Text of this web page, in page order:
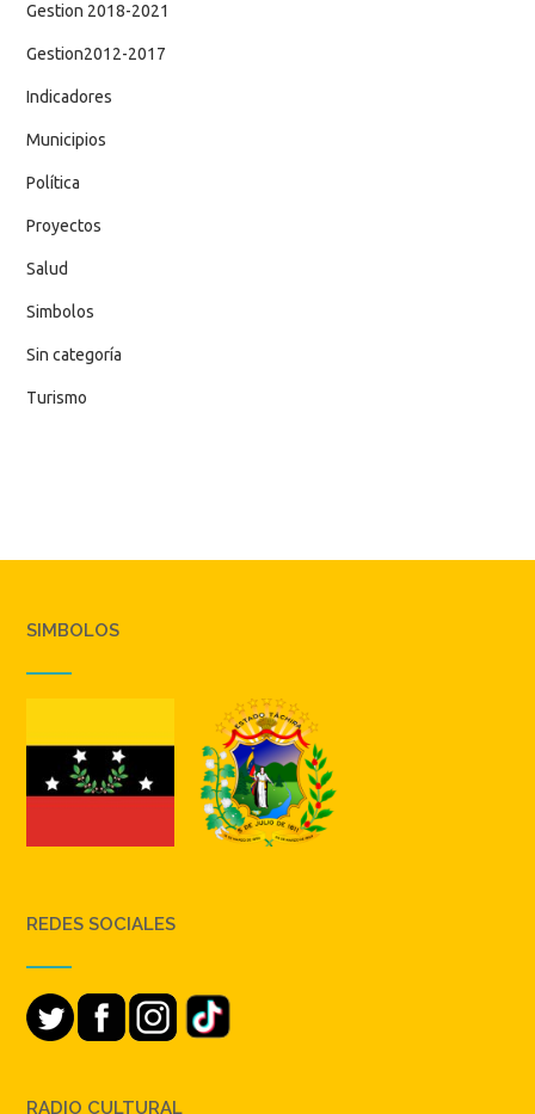
Gestion 2018-2021
Gestion2012-2017
Indicadores
Municipios
Política
Proyectos
Salud
Simbolos
Sin categoría
Turismo
SIMBOLOS
REDES SOCIALES
RADIO CULTURAL